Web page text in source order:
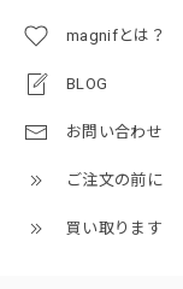
magnifとは？
BLOG
お問い合わせ
ご注文の前に
買い取ります